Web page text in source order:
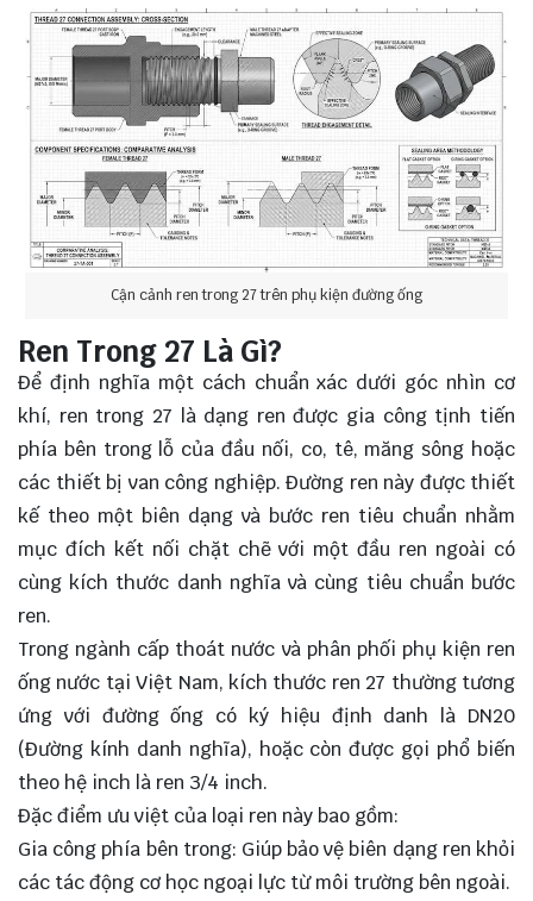
Cận cảnh ren trong 27 trên phụ kiện đường ống
Ren Trong 27 Là Gì?
Để định nghĩa một cách chuẩn xác dưới góc nhìn cơ
khí, ren trong 27 là dạng ren được gia công tịnh tiến
phía bên trong lỗ củađầu nối, co, tê, măng sông hoặc
các thiết bị van công nghiệp. Đường ren này được thiết
kế theo một biên dạng và bước ren tiêu chuẩn nhằm
mục đích kết nối chặt chẽ với một đầu ren ngoài có
cùng kích thước danh nghĩa và cùng tiêu chuẩn bước
ren.
Trong ngành cấp thoát nước và phân phối phụ kiện ren
ống nước tại Việt Nam, kích thước ren 27 thường tương
ứng với đường ống có ký hiệu định danh là DN20
(Đường kính danh nghĩa), hoặc còn được gọi phổ biến
theo hệ inch là ren 3/4 inch.
Đặc điểm ưu việt của loại ren này bao gồm:
Gia công phía bên trong: Giúp bảo vệ biên dạng ren khỏi
các tác động cơ học ngoại lực từ môi trường bên ngoài.